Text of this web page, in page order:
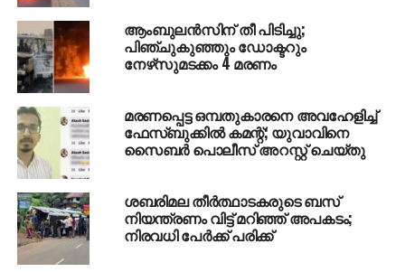
ആംബുലന്‍സിന് തീ പിടിച്ചു;
പിഞ്ചുകുഞ്ഞും ഡോക്ടറും
നേഴ്‌സുമടക്കം 4 മരണം
മരണപ്പെട്ട ഒമ്പതുകാരനെ അവഹേളിച്ച്
ഫേസ്ബുക്കില്‍ കമന്റ്; യുവാവിനെ
സൈബര്‍ പൊലീസ് അറസ്റ്റ് ചെയ്തു
ശബരിമല തീര്‍ത്ഥാടകരുടെ ബസ്
നിയന്ത്രണം വിട്ട് മറിഞ്ഞ് അപകടം;
നിരവധി പേര്‍ക്ക് പരിക്ക്